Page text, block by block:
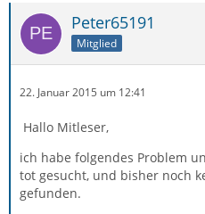
Peter65191
Mitglied
22. Januar 2015 um 12:41
Hallo Mitleser,
ich habe folgendes Problem
tot gesucht, und bisher noch
gefunden.